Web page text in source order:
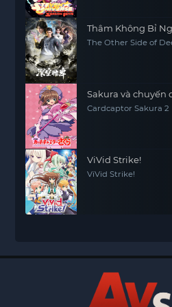
Thâm Không Bỉ
The Other Side of
Sakura và chuyến
Cardcaptor Sakura 2
ViVid Strike!
ViVid Strike!